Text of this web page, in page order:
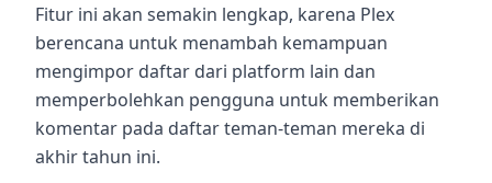
Fitur ini akan semakin lengkap, karena Plex
berencana untuk menambah kemampuan
mengimpor daftar dari platform lain dan
memperbolehkan pengguna untuk memberikan
komentar pada daftar teman-teman mereka di
akhir tahun ini.